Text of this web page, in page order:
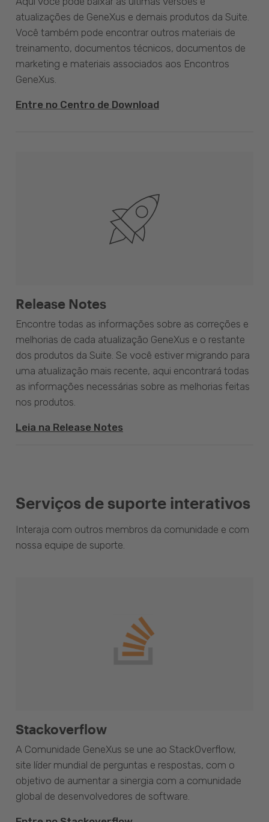
atualizações de GeneXus e demais produtos da Suite.
Você também pode encontrar outros materiais de
treinamento, documentos técnicos, documentos de
marketing e materiais associados aos Encontros
GeneXus.
Entre no Centro de Download
Release Notes
Encontre todas as informações sobre as correções e
melhorias de cada atualização GeneXus e o restante
dos produtos da Suite. Se você estiver migrando para
uma atualização mais recente, aqui encontrará todas
as informações necessárias sobre as melhorias feitas
nos produtos.
Leia na Release Notes
Serviços de suporte interativos
Interaja com outros membros da comunidade e com
nossa equipe de suporte.
Stackoverflow
A Comunidade GeneXus se une ao StackOverflow,
site líder mundial de perguntas e respostas, com o
objetivo de aumentar a sinergia com a comunidade
global de desenvolvedores de software.